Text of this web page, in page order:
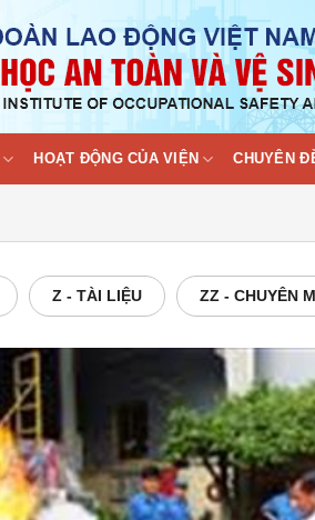
HOẠT ĐỘNG CỦA VIỆN CHUYÊN
Z - TÀI LIỆU ZZ - CHUYÊN